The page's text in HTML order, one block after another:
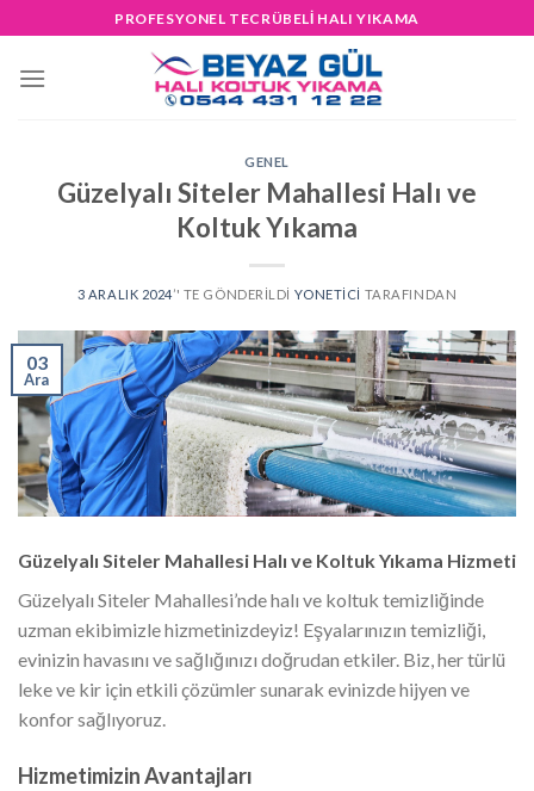
to
content
PROFESYONEL TECRÜBELİ HALI YIKAMA
GENEL
Güzelyalı Siteler Mahallesi Halı ve
Koltuk Yıkama
3 ARALIK 2024’' TE GÖNDERILDI YONETICI TARAFINDAN
03
Ara
Güzelyalı Siteler Mahallesi Halı ve Koltuk Yıkama Hizmeti
Güzelyalı Siteler Mahallesi’nde halı ve koltuk temizliğinde
uzman ekibimizle hizmetinizdeyiz! Eşyalarınızın temizliği,
evinizin havasını ve sağlığınızı doğrudan etkiler. Biz, her türlü
leke ve kir için etkili çözümler sunarak evinizde hijyen ve
konfor sağlıyoruz.
Hizmetimizin Avantajları